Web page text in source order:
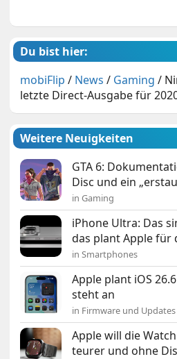
Du bist hier:
mobiFlip / News / Gaming /
letzte Direct-Ausgabe für
Weitere Neuigkeiten
GTA 6:
Disc und ein
in Gaming
iPhone Ultra: Das
das plant Apple für
in Smartphones
Apple plant iOS
steht an
in Firmware und Updates
Apple will die
teurer und ohne